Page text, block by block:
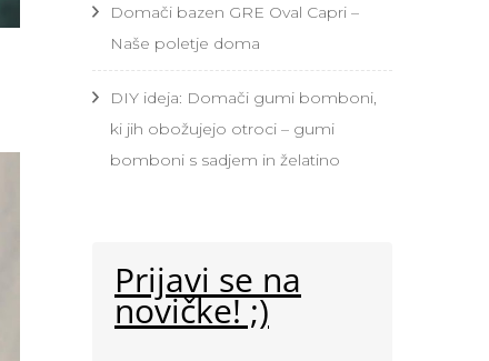
Domači bazen GRE Oval Capri –
Naše poletje doma
DIY ideja: Domači gumi bomboni,
ki jih obožujejo otroci – gumi
bomboni s sadjem in želatino
Prijavi se na
novičke! ;)